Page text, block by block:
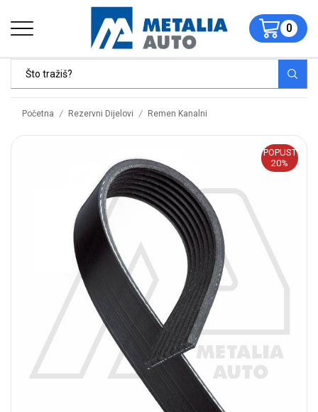
0
Početna / Rezervni Dijelovi / Remen Kanalni
POPUST
20%